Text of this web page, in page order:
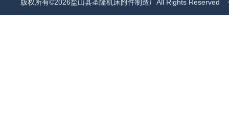
版权所有©2026盐山县圣隆机床附件制造厂All Rights Reserved